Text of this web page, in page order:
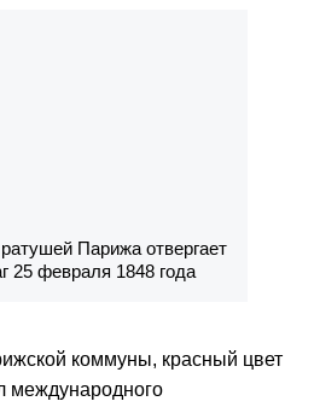
Парижа отвергает
25 февраля 1848 года
коммуны, красный цвет
международного